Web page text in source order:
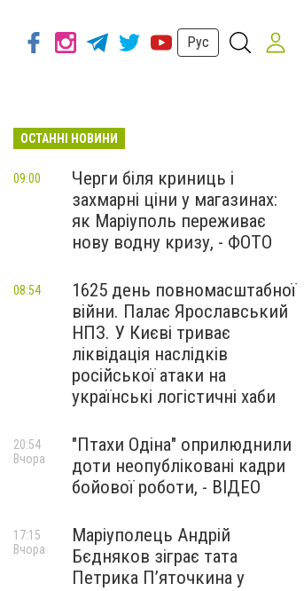
Рус
ОСТАННІ НОВИНИ
Черги біля криниць і
захмарні ціни у магазинах:
як Маріуполь переживає
нову водну кризу, - ФОТО
09:00
1625 день повномасштабної
війни. Палає Ярославський
НПЗ. У Києві триває
ліквідація наслідків
російської атаки на
українські логістичні хаби
08:54
"Птахи Одіна" оприлюднили
доти неопубліковані кадри
бойової роботи, - ВІДЕО
20:54
Вчора
Маріуполець Андрій
Бєдняков зіграє тата
Петрика П’яточкина у
17:15
Вчора